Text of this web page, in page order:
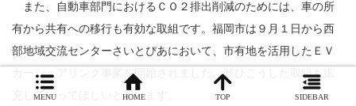
また、自動車部門におけるＣＯ２排出削減のためには、車の所
有から共有への移行も有効な取組です。福岡市は９月１日から西
部地域交流センターさいとぴあにおいて、市有地を活用したＥＶ
カーシェアリング事業を開始されました。ぜひこうした取組も拡
充していってほしいと思います。
MENU HOME TOP SIDEBAR